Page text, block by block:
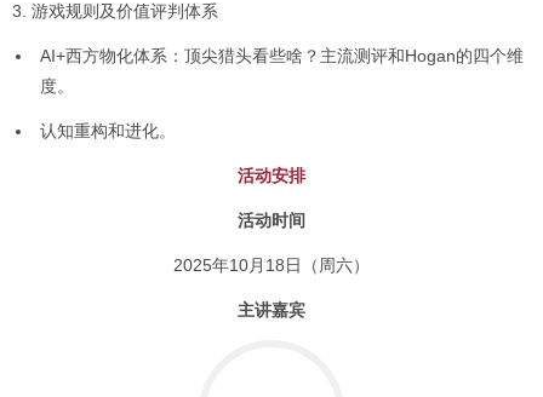
3. 游戏规则及价值评判体系
AI+西方物化体系：顶尖猎头看些啥？主流测评和Hogan的四个维
度。
认知重构和进化。
活动安排
活动时间
2025年10月18日（周六）
主讲嘉宾